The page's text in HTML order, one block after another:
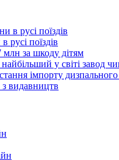
русі поїздів
за шкоду дітям
у світі завод
імпорту
видавництв